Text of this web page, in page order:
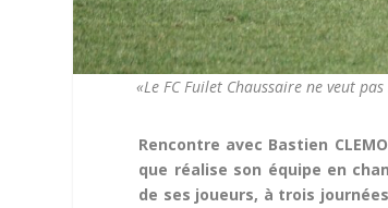
«Le FC Fuilet Chaussaire ne veut
Rencontre avec Bastien
que réalise son équipe en
de ses joueurs, à trois